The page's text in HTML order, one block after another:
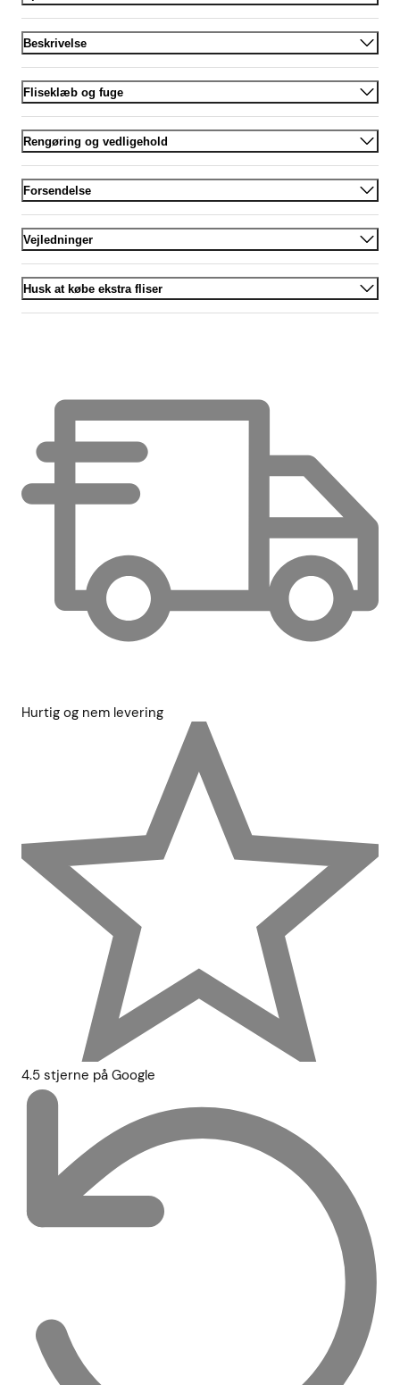
Beskrivelse
Fliseklæb og fuge
Rengøring og vedligehold
Forsendelse
Vejledninger
Husk at købe ekstra fliser
Hurtig og nem levering
4.5 stjerne på Google